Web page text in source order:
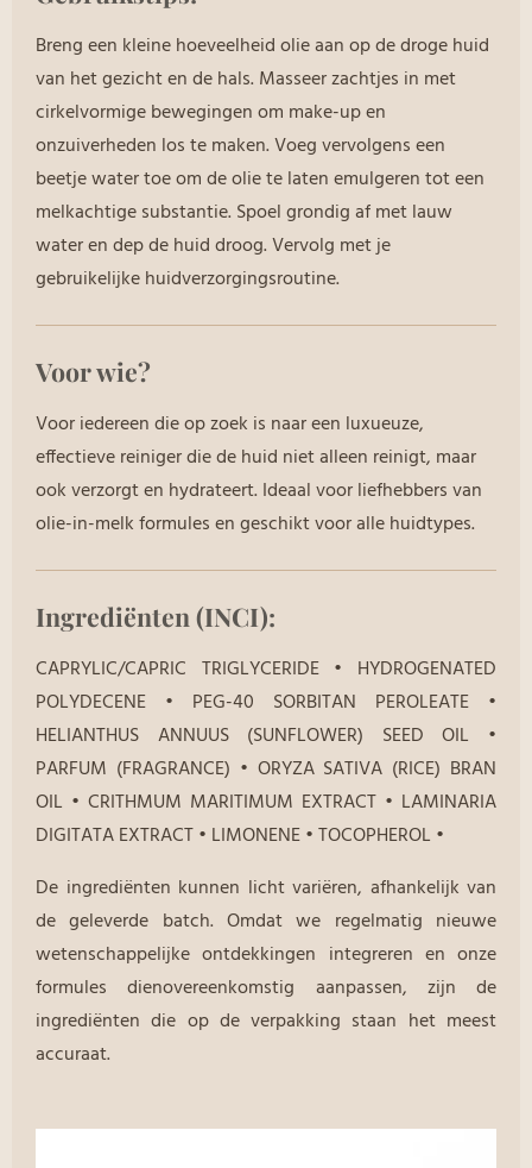
Breng een kleine hoeveelheid olie aan op de droge huid
van het gezicht en de hals. Masseer zachtjes in met
cirkelvormige bewegingen om make-up en
onzuiverheden los te maken. Voeg vervolgens een
beetje water toe om de olie te laten emulgeren tot een
melkachtige substantie. Spoel grondig af met lauw
water en dep de huid droog. Vervolg met je
gebruikelijke huidverzorgingsroutine.
Voor wie?
Voor iedereen die op zoek is naar een luxueuze,
effectieve reiniger die de huid niet alleen reinigt, maar
ook verzorgt en hydrateert. Ideaal voor liefhebbers van
olie-in-melk formules en geschikt voor alle huidtypes.
Ingrediënten (INCI):
CAPRYLIC/CAPRIC TRIGLYCERIDE • HYDROGENATED
POLYDECENE • PEG-40 SORBITAN PEROLEATE •
HELIANTHUS ANNUUS (SUNFLOWER) SEED OIL •
PARFUM (FRAGRANCE) • ORYZA SATIVA (RICE) BRAN
OIL • CRITHMUM MARITIMUM EXTRACT • LAMINARIA
DIGITATA EXTRACT • LIMONENE • TOCOPHEROL •
De ingrediënten kunnen licht variëren, afhankelijk van
de geleverde batch. Omdat we regelmatig nieuwe
wetenschappelijke ontdekkingen integreren en onze
formules dienovereenkomstig aanpassen, zijn de
ingrediënten die op de verpakking staan het meest
accuraat.